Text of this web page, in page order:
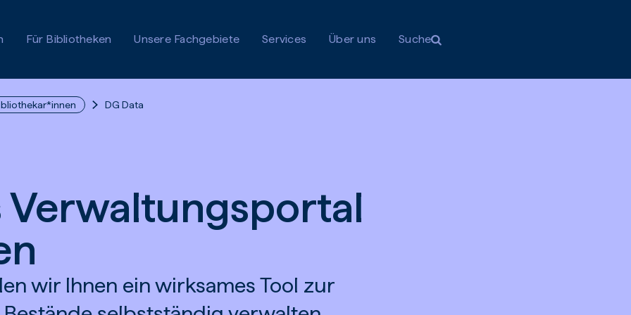
Für Bibliotheken Unsere Fachgebiete Services Über uns Suche
DG Data
Verwaltungsportal
wir Ihnen ein wirksames Tool zur